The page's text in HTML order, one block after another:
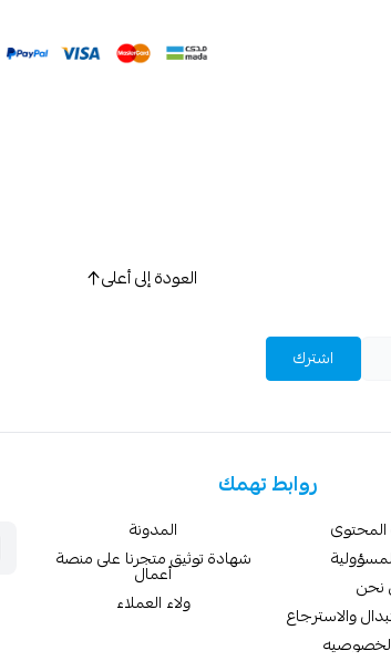
العودة إلى أعلى
اشترك
روابط تهمك
نحن
والاسترجاع
المدونة
شهادة توثيق متجرنا على منصة
أعمال
ولاء العملاء